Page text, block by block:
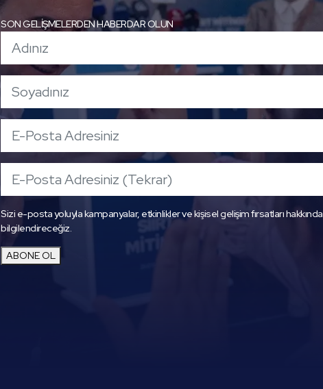
SON GELİŞMELERDEN HABERDAR OLUN
Sizi e-posta yoluyla kampanyalar, etkinlikler ve kişisel gelişim fırsatları hakkında
bilgilendireceğiz.
ABONE OL